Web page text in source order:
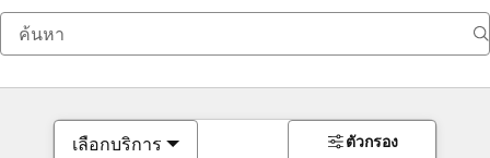
เลือกบริการ ตัวกรอง